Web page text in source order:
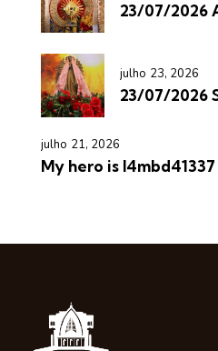
23/07/2026
julho 23, 2026
23/07/2026
julho 21, 2026
My hero is